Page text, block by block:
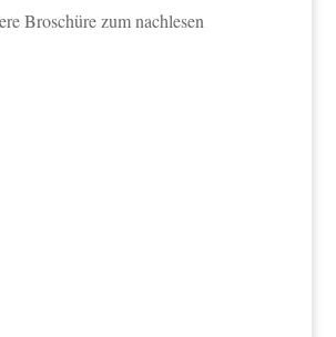
Broschüre zum nachlesen